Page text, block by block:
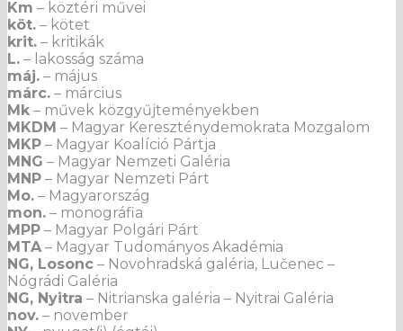
Km – köztéri művei
köt. – kötet
krit. – kritikák
L. – lakosság száma
máj. – május
márc. – március
Mk – művek közgyűjteményekben
MKDM – Magyar Kereszténydemokrata Mozgalom
MKP – Magyar Koalíció Pártja
MNG – Magyar Nemzeti Galéria
MNP – Magyar Nemzeti Párt
Mo. – Magyarország
mon. – monográfia
MPP – Magyar Polgári Párt
MTA– Magyar Tudományos Akadémia
NG, Losonc – Novohradská galéria, Lučenec –
Nógrádi Galéria
NG, Nyitra – Nitrianska galéria – Nyitrai Galéria
nov. – november